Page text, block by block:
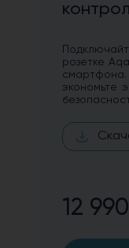
розетке
экономьте
12